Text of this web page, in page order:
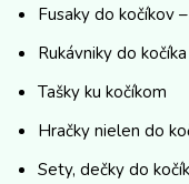
Fusaky do kočíkov
Rukávniky do kočíka
Tašky ku kočíkom
Hračky nielen do
Sety, dečky do